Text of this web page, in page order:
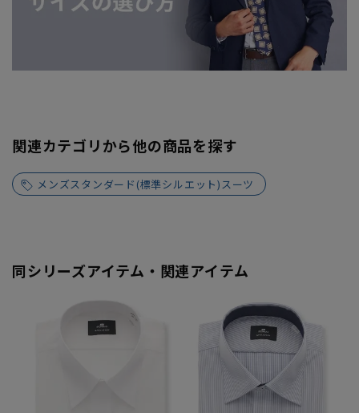
関連カテゴリから他の商品を探す
メンズスタンダード(標準シルエット)スーツ
同シリーズアイテム・関連アイテム